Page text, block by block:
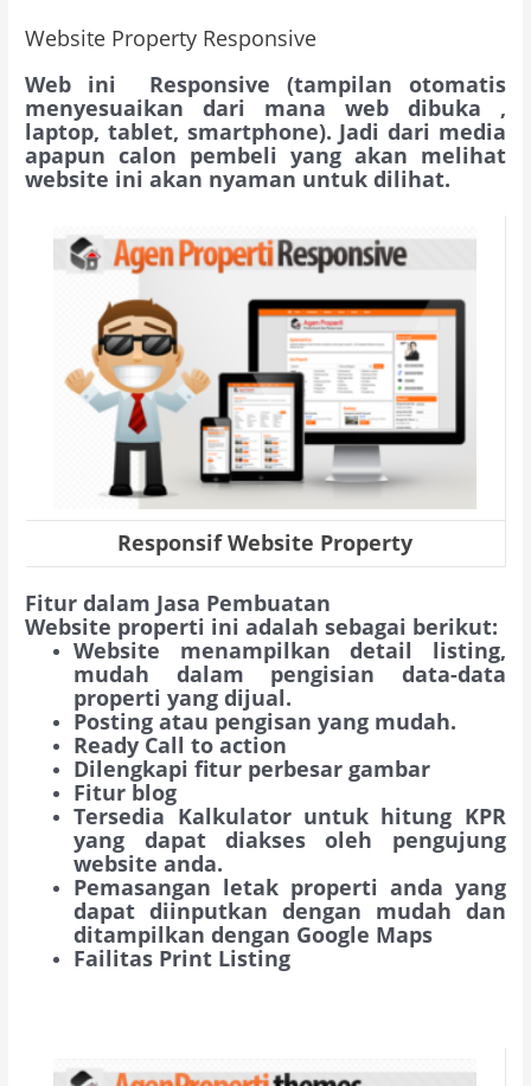
Website Property Responsive
Web ini Responsive (tampilan otomatis
menyesuaikan dari mana web dibuka ,
laptop, tablet, smartphone). Jadi dari media
apapun calon pembeli yang akan melihat
website ini akan nyaman untuk dilihat.
Responsif Website Property
Fitur dalam Jasa Pembuatan
Website properti ini adalah sebagai berikut:
Website menampilkan detail listing,
mudah dalam pengisian data-data
properti yang dijual.
Posting atau pengisan yang mudah.
Ready Call to action
Dilengkapi fitur perbesar gambar
Fitur blog
Tersedia Kalkulator untuk hitung KPR
yang dapat diakses oleh pengujung
website anda.
Pemasangan letak properti anda yang
dapat diinputkan dengan mudah dan
ditampilkan dengan Google Maps
Failitas Print Listing